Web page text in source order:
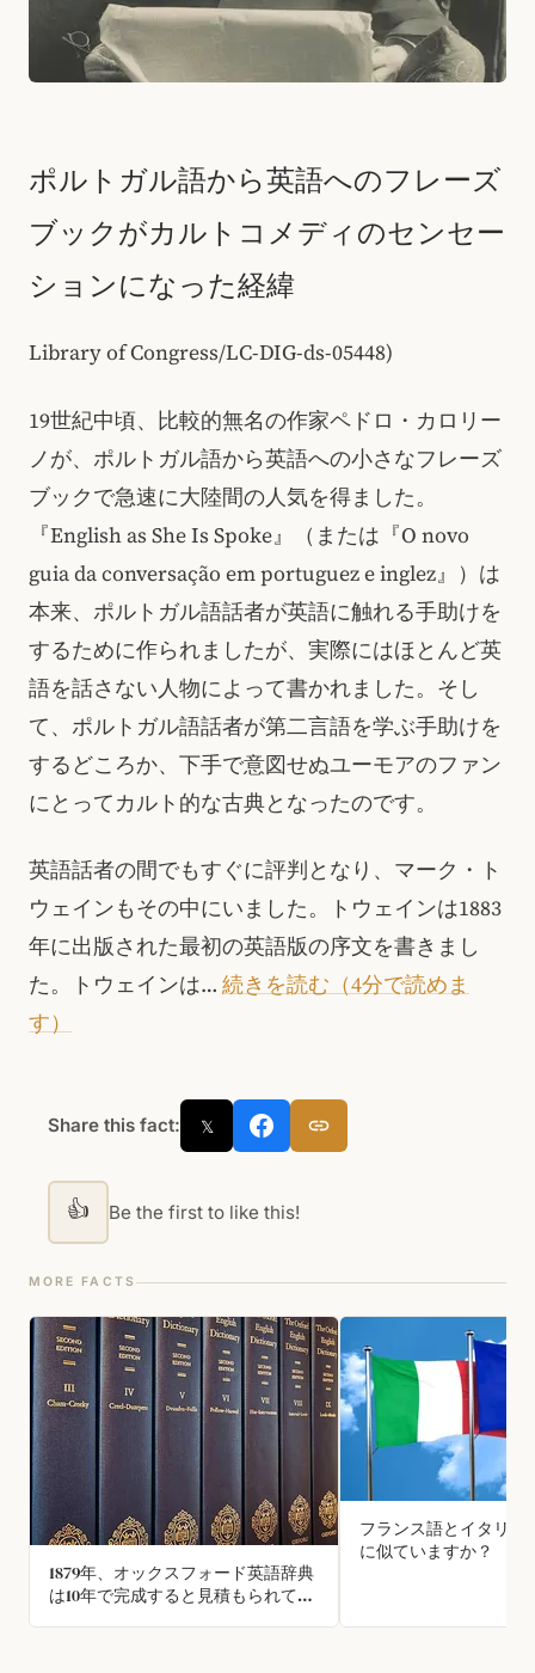
ポルトガル語から英語へのフレーズ
ブックがカルトコメディのセンセー
ションになった経緯
Library of Congress/LC-DIG-ds-05448)
19世紀中頃、比較的無名の作家ペドロ・カロリー
ノが、ポルトガル語から英語への小さなフレーズ
ブックで急速に大陸間の人気を得ました。
『English as She Is Spoke』（または『O novo
guia da conversação em portuguez e inglez』）は
本来、ポルトガル語話者が英語に触れる手助けを
するために作られましたが、実際にはほとんど英
語を話さない人物によって書かれました。そし
て、ポルトガル語話者が第二言語を学ぶ手助けを
するどころか、下手で意図せぬユーモアのファン
にとってカルト的な古典となったのです。
英語話者の間でもすぐに評判となり、マーク・ト
ウェインもその中にいました。トウェインは1883
年に出版された最初の英語版の序文を書きまし
た。トウェインは… 続きを読む（4分で読めま
す）
Share this fact: 𝕏
👍 Be the first to like this!
MORE FACTS
1879年、オックスフォード英語辞典
は10年で完成すると見積もられてい
フランス語とイタリア
に似ていますか？